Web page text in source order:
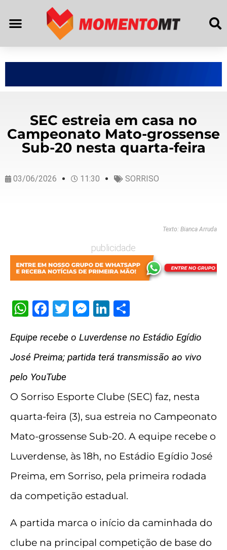
SEC estreia em casa no
Campeonato Mato-grossense
Sub-20 nesta quarta-feira
03/06/2026 11:30 SORRISO
Texto: Bianca Arruda
publicidade
WhatsApp
Facebook
Twitter
Messenger
LinkedIn
Equipe recebe o Luverdense no Estádio Egídio
José Preima; partida terá transmissão ao vivo
pelo YouTube
O Sorriso Esporte Clube (SEC) faz, nesta
quarta-feira (3), sua estreia no Campeonato
Mato-grossense Sub-20. A equipe recebe o
Luverdense, às 18h, no Estádio Egídio José
Preima, em Sorriso, pela primeira rodada
da competição estadual.
A partida marca o início da caminhada do
clube na principal competição de base do